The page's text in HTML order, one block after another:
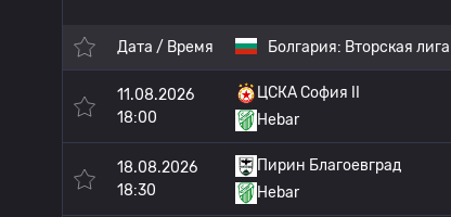
Дата / Время Болгария: Вторская лига
11.08.2026
18:00
ЦСКА София II
Hebar
18.08.2026
18:30
Пирин Благоевград
Hebar